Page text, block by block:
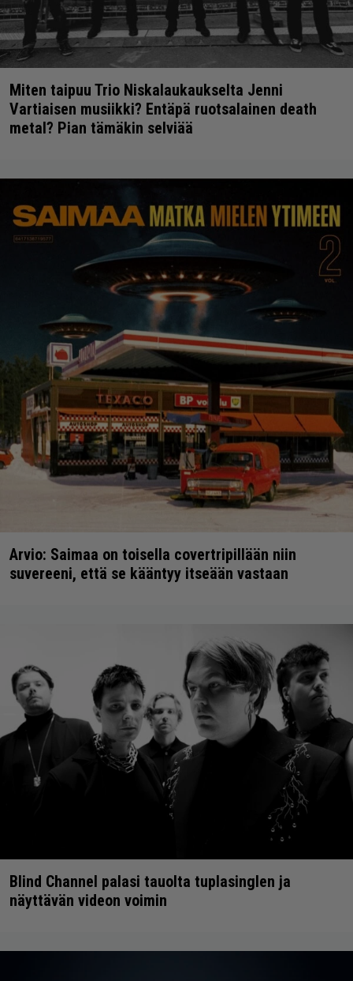
Miten taipuu Trio Niskalaukaukselta Jenni
Vartiaisen musiikki? Entäpä ruotsalainen death
metal? Pian tämäkin selviää
Arvio: Saimaa on toisella covertripillään niin
suvereeni, että se kääntyy itseään vastaan
Blind Channel palasi tauolta tuplasinglen ja
näyttävän videon voimin